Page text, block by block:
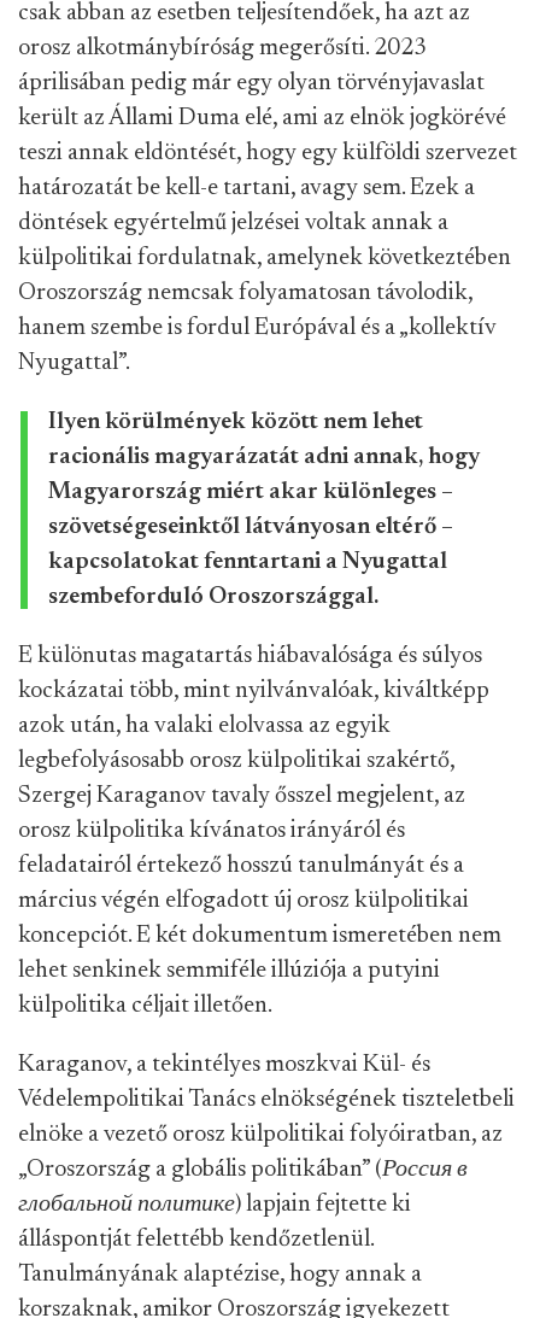
csak abban az esetben teljesítendőek, ha azt az
orosz alkotmánybíróság megerősíti. 2023
áprilisában pedig már egy olyan törvényjavaslat
került az Állami Duma elé, ami az elnök jogkörévé
teszi annak eldöntését, hogy egy külföldi szervezet
határozatát be kell-e tartani, avagy sem. Ezek a
döntések egyértelmű jelzései voltak annak a
külpolitikai fordulatnak, amelynek következtében
Oroszország nemcsak folyamatosan távolodik,
hanem szembe is fordul Európával és a „kollektív
Nyugattal”.
Ilyen körülmények között nem lehet
racionális magyarázatát adni annak, hogy
Magyarország miért akar különleges –
szövetségeseinktől látványosan eltérő –
kapcsolatokat fenntartani a Nyugattal
szembeforduló Oroszországgal.
E különutas magatartás hiábavalósága és súlyos
kockázatai több, mint nyilvánvalóak, kiváltképp
azok után, ha valaki elolvassa az egyik
legbefolyásosabb orosz külpolitikai szakértő,
Szergej Karaganov tavaly ősszel megjelent, az
orosz külpolitika kívánatos irányáról és
feladatairól értekező hosszú tanulmányát és a
március végén elfogadott új orosz külpolitikai
koncepciót. E két dokumentum ismeretében nem
lehet senkinek semmiféle illúziója a putyini
külpolitika céljait illetően.
Karaganov, a tekintélyes moszkvai Kül- és
Védelempolitikai Tanács elnökségének tiszteletbeli
elnöke a vezető orosz külpolitikai folyóiratban, az
„Oroszország a globális politikában” (Россия в
глобальной политике) lapjain fejtette ki
álláspontját felettébb kendőzetlenül.
Tanulmányának alaptézise, hogy annak a
korszaknak, amikor Oroszország igyekezett